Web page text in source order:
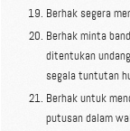
Berhak segera
Berhak minta
ditentukan
segala tuntutan
Berhak untuk
putusan dalam